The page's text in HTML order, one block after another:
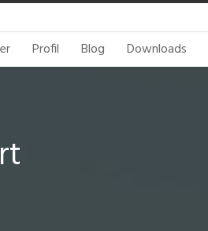
Profil Blog Downloads